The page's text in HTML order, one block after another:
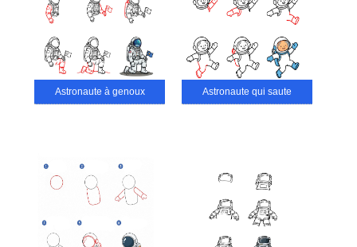
Astronaute à genoux Astronaute qui saute